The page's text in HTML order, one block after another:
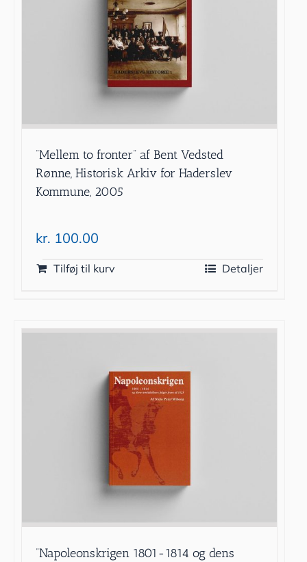
”Mellem to fronter” af Bent Vedsted
Rønne, Historisk Arkiv for Haderslev
Kommune, 2005
kr. 100.00
Tilføj til kurv Detaljer
”Napoleonskrigen 1801-1814 og dens